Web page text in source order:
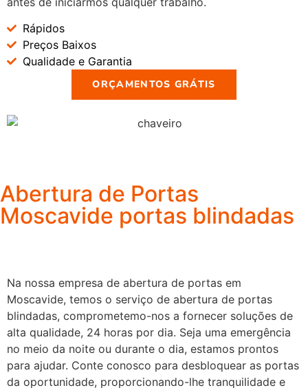
Rápidos
Preços Baixos
Qualidade e Garantia
ORÇAMENTOS GRÁTIS
Abertura de Portas
Moscavide portas blindadas
Na nossa empresa de abertura de portas em
Moscavide, temos o serviço de abertura de portas
blindadas, comprometemo-nos a fornecer soluções de
alta qualidade, 24 horas por dia. Seja uma emergência
no meio da noite ou durante o dia, estamos prontos
para ajudar. Conte conosco para desbloquear as portas
da oportunidade, proporcionando-lhe tranquilidade e